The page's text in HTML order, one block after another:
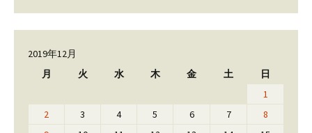
2019年12月
月
火 水 木 金 土
日
1
2
3 4 5 6 7
8